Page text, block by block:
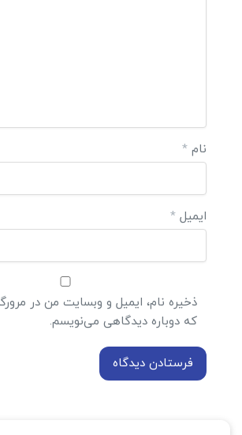
نام *
ایمیل *
ذخیره نام، ایمیل و وبسایت من در
که دوباره دیدگاهی می‌نویسم.